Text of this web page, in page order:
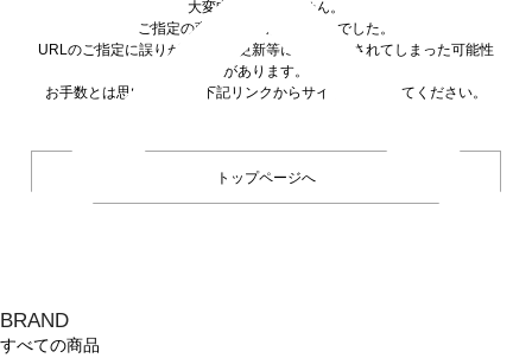
BRAND
すべての商品
大変申し訳ありません。
ご指定の商品が見つかりませんでした。
URLのご指定に誤りがあるか、更新等に伴い削除されてしまった可能性
があります。
お手数とは思いますが、下記リンクからサイトへ移動してください。
トップページへ